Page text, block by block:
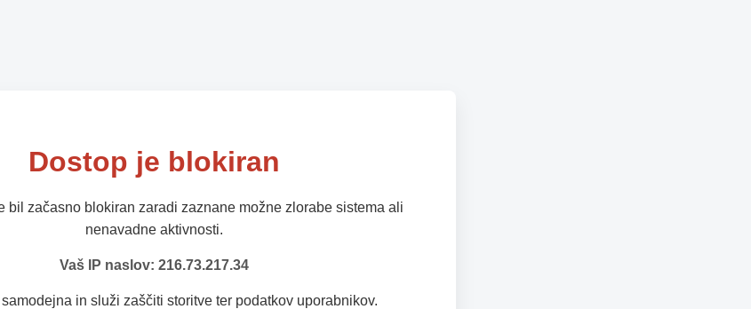
Dostop je blokiran
bil začasno blokiran zaradi zaznane možne zlorabe sistema ali
nenavadne aktivnosti.
Vaš IP naslov: 216.73.217.34
in služi zaščiti storitve ter podatkov uporabnikov.